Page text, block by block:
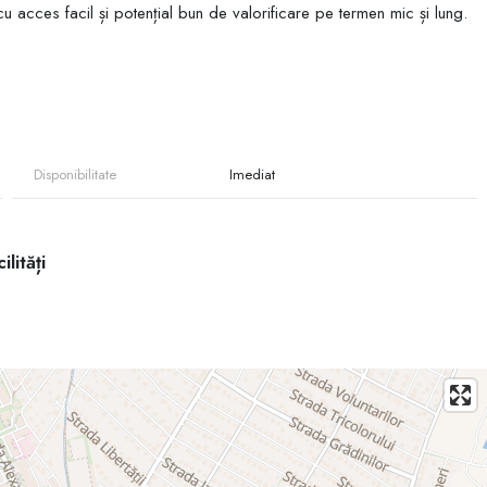
acces facil și potențial bun de valorificare pe termen mic și lung.
Puhoi
localitatea Puhoi
Puhoi
Disponibilitate Imediat